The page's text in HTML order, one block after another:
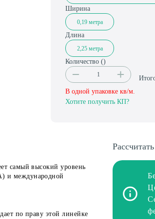
Ширина
0,19 метра
Длина
2,25 метра
Количество ()
В одной упаковке кв/м.
Хотите получить КП?
самый высокий уровень
и международной
по праву этой линейке